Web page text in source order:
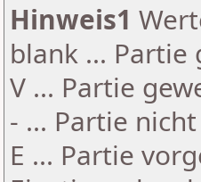
Hinweis1
blank ...
V ... Partie
- ... Partie
E ... Partie